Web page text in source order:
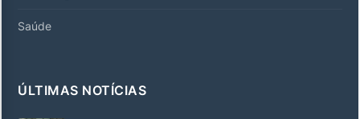
Saúde
ÚLTIMAS NOTÍCIAS